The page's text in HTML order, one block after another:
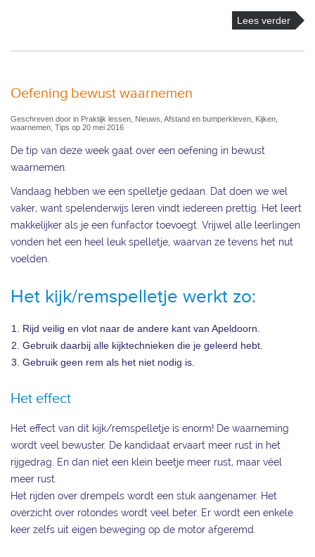
Lees verder
Oefening bewust waarnemen
Geschreven door in Praktijk lessen, Nieuws, Afstand en bumperkleven, Kijken,
waarnemen, Tips op 20 mei 2016
De tip van deze week gaat over een oefening in bewust
waarnemen.
Vandaag hebben we een spelletje gedaan. Dat doen we wel
vaker, want spelenderwijs leren vindt iedereen prettig. Het leert
makkelijker als je een funfactor toevoegt. Vrijwel alle leerlingen
vonden het een heel leuk spelletje, waarvan ze tevens het nut
voelden.
Het kijk/remspelletje werkt zo:
Rijd veilig en vlot naar de andere kant van Apeldoorn.
Gebruik daarbij alle kijktechnieken die je geleerd hebt.
Gebruik geen rem als het niet nodig is.
Het effect
Het effect van dit kijk/remspelletje is enorm! De waarneming
wordt veel bewuster. De kandidaat ervaart meer rust in het
rijgedrag. En dan niet een klein beetje meer rust, maar véel
meer rust.
Het rijden over drempels wordt een stuk aangenamer. Het
overzicht over rotondes wordt veel beter. Er wordt een enkele
keer zelfs uit eigen beweging op de motor afgeremd.